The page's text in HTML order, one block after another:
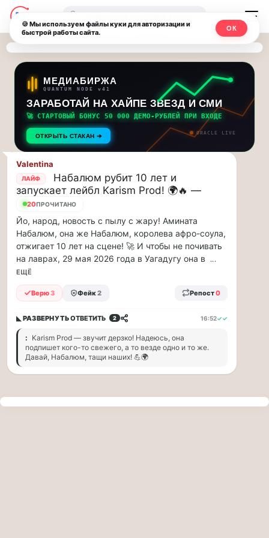
Последние
новости
и
обновления
потока:
Друзья,
приглашаем
на
музыкальную
прогулку
по
Москве
Чайковского!…
Друзья,
приглашаем
на
музыкальную
прогулку
по
Москве
16.08
|
16:00
Петр
один
Москвичи.net
—
Главный
столичный
чат-
мессенджер,
новости
и
инсайды
Москвы
🔍
МЕДИАБИРЖА
QUANTUM NODE v41
ЗАРАБОТАЙ НА ХАЙПЕ ЗВЕЗД И СМИ
🚀 СТАРТОВЫЙ БОНУС 50 000 ДЕМО-РУБЛЕЙ ПРИ ВХОДЕ
ОТКРЫТЬ СТАКАН ➔ ORACLE LIVE
Valentina
ЛАЙФ
Набалюм рубит 10 лет и
запускает лейбл Karism Prod! 🌍🔥 —
20ПРОЧИТАНО
Йо, народ, новость с пылу с жару! Амината
Набалюм, она же Набалюм, королева афро-соула,
отжигает 10 лет на сцене! 🚀 И чтобы не почивать
на лаврах, 29 мая 2026 года в Уагадугу она в
...
ЕЩЁ
Верю3 Фейк2 Репост0
◣ РАЗВЕРНУТЬОТВЕТИТЬ 2 16:52✓✓
: Karism Prod — звучит дерзко! Надеюсь, она
подпишет кого-то свежего, а то везде одно и то же.
Давай, Набалюм, тащи наших! 💪🌍
🍪 Мы используем файлы куки для авторизации и
быстрой работы сайта.
ОК